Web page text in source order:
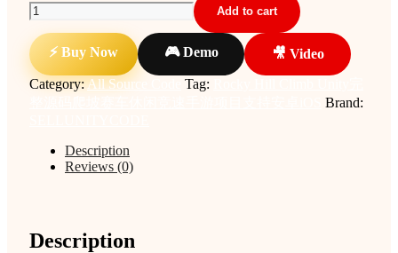
Rocky
Hill
Climb
Unity
完
整
闲
Add to cart
⚡ Buy Now 🎮 Demo
🎥 Video
Category:All Source Code Tag:
Brand:
Description
Reviews (0)
Description